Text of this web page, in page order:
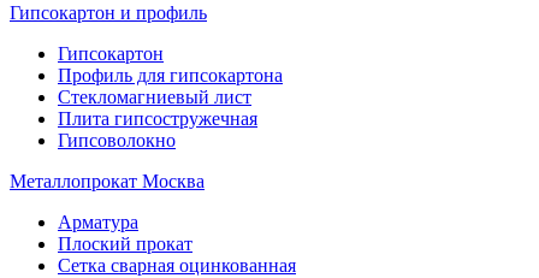
Гипсокартон и профиль
Гипсокартон
Профиль для гипсокартона
Стекломагниевый лист
Плита гипсостружечная
Гипсоволокно
Металлопрокат Москва
Арматура
Плоский прокат
Сетка сварная оцинкованная